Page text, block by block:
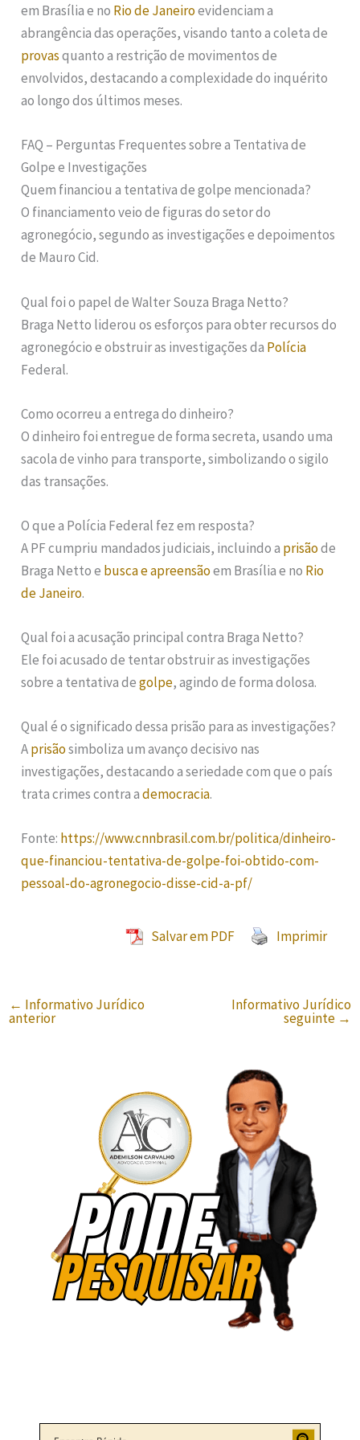
em Brasília e no Rio de Janeiroevidenciam a
abrangência das operações, visando tanto a coleta de
provasquanto a restrição de movimentos de
envolvidos, destacando a complexidade do inquérito
ao longo dos últimos meses.
FAQ – Perguntas Frequentes sobre a Tentativa de
Golpe e Investigações
Quem financiou a tentativa de golpe mencionada?
O financiamento veio de figuras do setor do
agronegócio, segundo as investigações e depoimentos
de Mauro Cid.
Qual foi o papel de Walter Souza Braga Netto?
Braga Netto liderou os esforços para obter recursos do
agronegócio e obstruir as investigações da Polícia
Federal.
Como ocorreu a entrega do dinheiro?
O dinheiro foi entregue de forma secreta, usando uma
sacola de vinho para transporte, simbolizando o sigilo
das transações.
O que a Polícia Federal fez em resposta?
A PF cumpriu mandados judiciais, incluindo a prisãode
Braga Netto e busca e apreensãoem Brasília e no Rio
de Janeiro.
Qual foi a acusação principal contra Braga Netto?
Ele foi acusado de tentar obstruir as investigações
sobre a tentativa degolpe, agindo de forma dolosa.
Qual é o significado dessa prisão para as investigações?
Aprisãosimboliza um avanço decisivo nas
investigações, destacando a seriedade com que o país
trata crimes contra ademocracia.
Fonte: https://www.cnnbrasil.com.br/politica/dinheiro-
que-financiou-tentativa-de-golpe-foi-obtido-com-
pessoal-do-agronegocio-disse-cid-a-pf/
Salvar em PDF Imprimir
← Informativo Jurídico
anterior
Informativo Jurídico
seguinte →